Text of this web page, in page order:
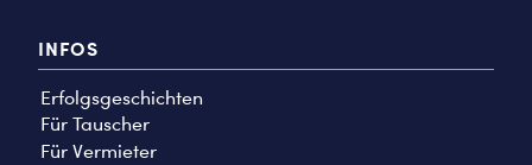
INFOS
Erfolgsgeschichten
Für Tauscher
Für Vermieter